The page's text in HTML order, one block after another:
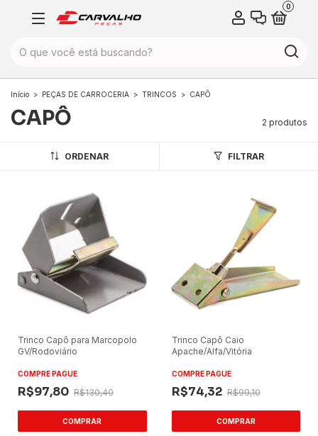
0
Início > PEÇAS DE CARROCERIA > TRINCOS > CAPÔ
CAPÔ 2 produtos
ORDENAR FILTRAR
Trinco Capô para Marcopolo
GV/Rodoviário
COMPRE PAGUE
R$97,80 R$130,40
Trinco Capô Caio
Apache/Alfa/Vitória
COMPRE PAGUE
R$74,32 R$99,10